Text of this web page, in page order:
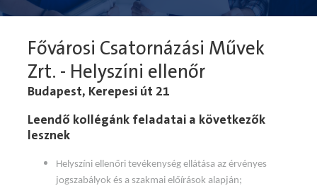
Fővárosi Csatornázási Művek
Zrt. - Helyszíni ellenőr
Budapest, Kerepesi út 21
Leendő kollégánk feladatai a következők
lesznek
Helyszíni ellenőri tevékenység ellátása az érvényes
jogszabályok és a szakmai előírások alapján;